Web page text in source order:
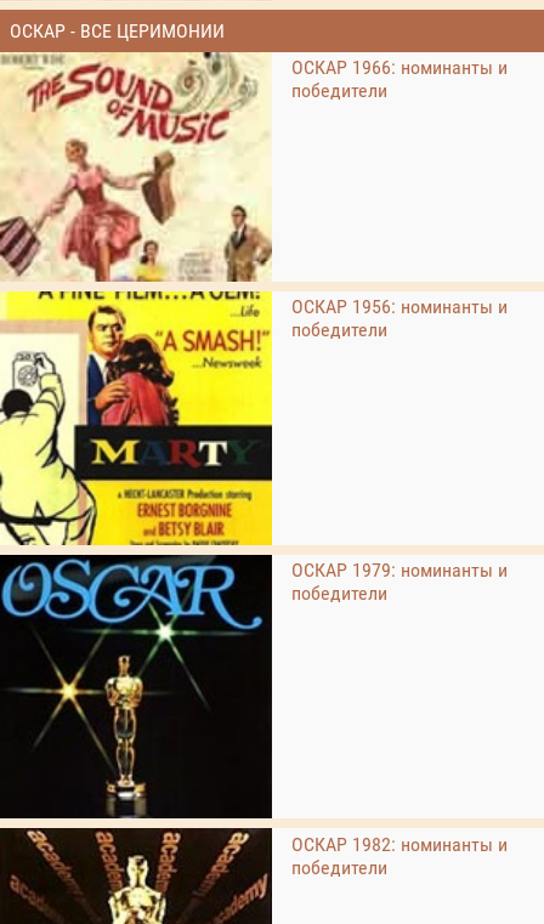
ОСКАР - ВСЕ ЦЕРИМОНИИ
ОСКАР 1966: номинанты и
победители
ОСКАР 1956: номинанты и
победители
ОСКАР 1979: номинанты и
победители
ОСКАР 1982: номинанты и
победители